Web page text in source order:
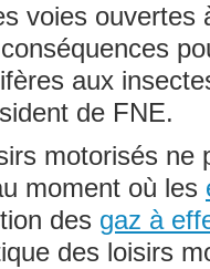
voies ouvertes
aux
de FNE.
motorisés ne
moment où les
des gaz à
des loisirs